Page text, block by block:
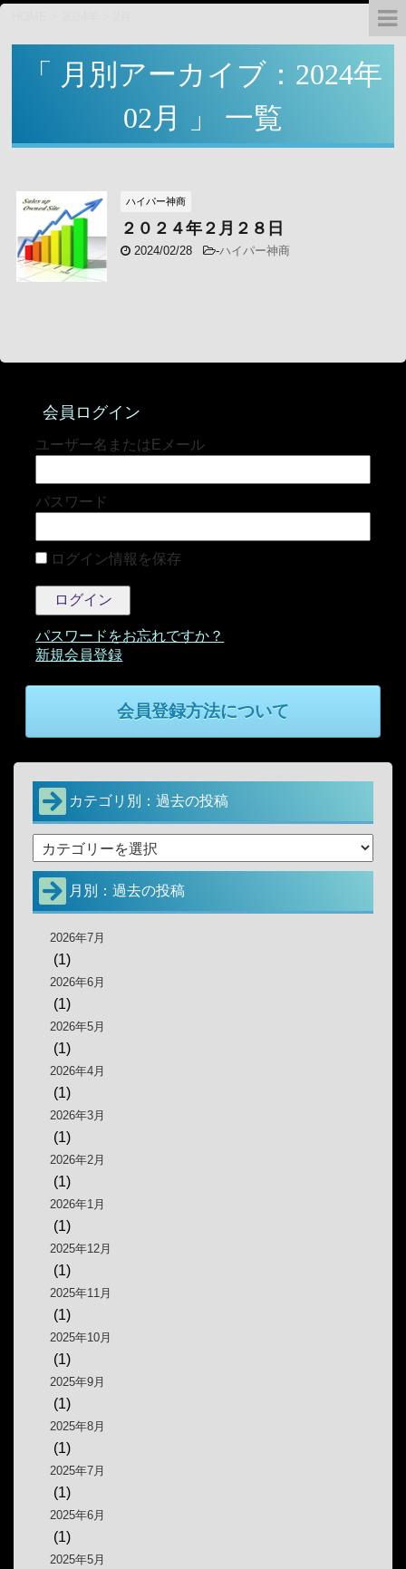
「 月別アーカイブ：2024年
02月 」 一覧
ハイパー神商
２０２４年２月２８日
2024/02/28 -ハイパー神商
会員ログイン
パスワード
ログイン情報を保存
パスワードをお忘れですか？
会員登録方法について
カテゴリ別：過去の投稿
月別：過去の投稿
2026年7月
(1)
2026年6月
(1)
2026年5月
(1)
2026年4月
(1)
2026年3月
(1)
2026年2月
(1)
2026年1月
(1)
2025年12月
(1)
2025年11月
(1)
2025年10月
(1)
2025年9月
(1)
2025年8月
(1)
2025年7月
(1)
2025年6月
(1)
2025年5月